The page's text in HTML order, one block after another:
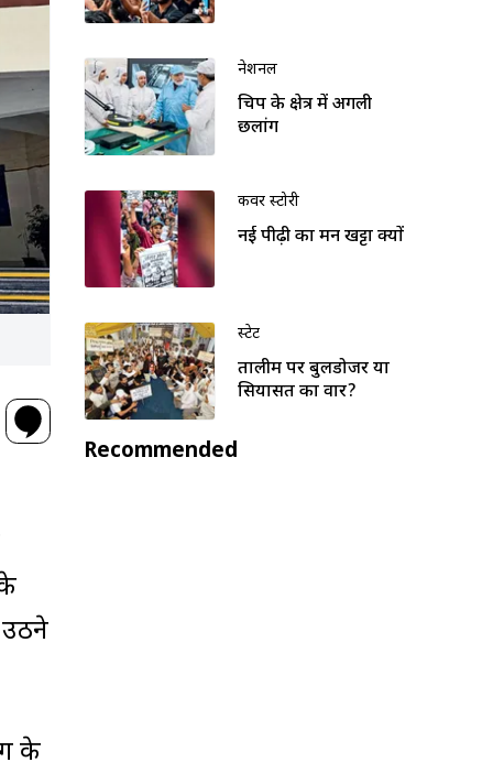
के
नेशनल
चिप के क्षेत्र में अगली
छलांग
कवर स्टोरी
नई पीढ़ी का मन खट्टा क्यों
स्टेट
तालीम पर बुलडोजर या
सियासत का वार?
Recommended